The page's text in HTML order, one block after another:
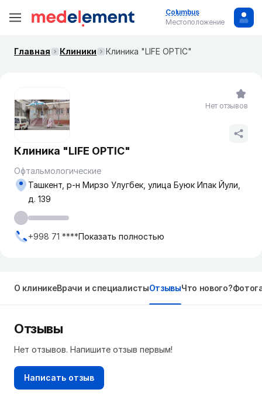
Columbus
Местоположение
Главная Клиники Клиника "LIFE OPTIC"
Клиника "LIFE OPTIC"
Офтальмологические
Ташкент, р-н Мирзо Улугбек, улица Буюк Ипак Йули,
д. 139
+998 71 ****Показать полностью
Нет отзывов
О клиникеВрачи и специалистыОтзывыЧто нового?
Отзывы
Нет отзывов. Напишите отзыв первым!
Написать отзыв